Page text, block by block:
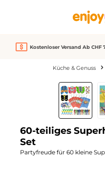
Kostenloser Versand Ab CHF
Küche & Genuss
Bildergalerie überspringen
60-teiliges
Set
Partyfreude für 60 kleine